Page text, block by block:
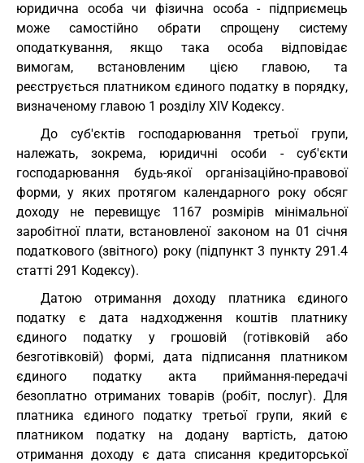
юридична особа чи фізична особа - підприємець
може самостійно обрати спрощену систему
оподаткування, якщо така особа відповідає
вимогам, встановленим цією главою, та
реєструється платником єдиного податку в порядку,
визначеному главою 1 розділу XIV Кодексу.
До суб'єктів господарювання третьої групи,
належать, зокрема, юридичні особи - суб'єкти
господарювання будь-якої організаційно-правової
форми, у яких протягом календарного року обсяг
доходу не перевищує 1167 розмірів мінімальної
заробітної плати, встановленої законом на 01 січня
податкового (звітного) року (підпункт 3 пункту 291.4
статті 291 Кодексу).
Датою отримання доходу платника єдиного
податку є дата надходження коштів платнику
єдиного податку у грошовій (готівковій або
безготівковій) формі, дата підписання платником
єдиного податку акта приймання-передачі
безоплатно отриманих товарів (робіт, послуг). Для
платника єдиного податку третьої групи, який є
платником податку на додану вартість, датою
отримання доходу є дата списання кредиторської